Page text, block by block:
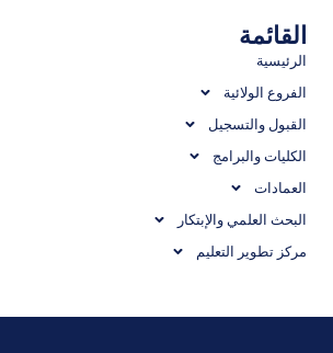
القائمة
الرئيسية
الفروع الولائية
القبول والتسجيل
الكليات والبرامج
العمادات
البحث العلمي والإبتكار
مركز تطوير التعليم